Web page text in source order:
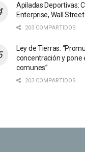
Apiladas Deportivas:
Enterprise, Wall
203 COMPARTIDOS
Ley de Tierras:
concentración y pone
comunes”
203 COMPARTIDOS